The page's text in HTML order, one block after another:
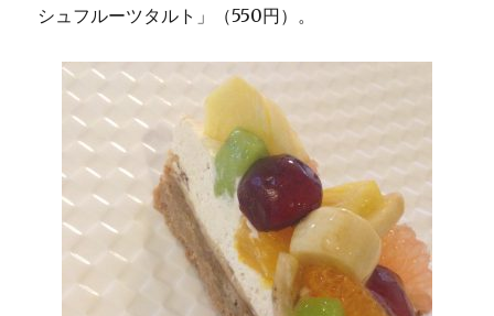
シュフルーツタルト」（550円）。